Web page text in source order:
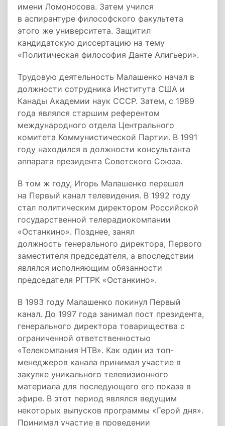
имени Ломоносова. Затем учился
в аспирантуре философского факультета
этого же университета. Защитил
кандидатскую диссертацию на тему
«Политическая философия Данте Алигьери».
Трудовую деятельность Малашенко начал в
должности сотрудника Института США и
Канады Академии наук СССР. Затем, с 1989
года являлся старшим референтом
международного отдела Центрального
комитета Коммунистической Партии. В 1991
году находился в должности консультанта
аппарата президента Советского Союза.
В том ж году, Игорь Малашенко перешел
на Первый канал телевидения. В 1992 году
стал политическим директором Российской
государственной телерадиокомпании
«Останкино». Позднее, занял
должность генерального директора, Первого
заместителя председателя, а впоследствии
являлся исполняющим обязанности
председателя РГТРК «Останкино».
В 1993 году Малашенко покинул Первый
канал. До 1997 года занимал пост президента,
генерального директора товарищества с
ограниченной ответственностью
«Телекомпания НТВ». Как один из топ-
менеджеров канала принимал участие в
закупке уникального телевизионного
материала для последующего его показа в
эфире. В этот период являлся ведущим
некоторых выпусков программы «Герой дня».
Принимал участие в проведении